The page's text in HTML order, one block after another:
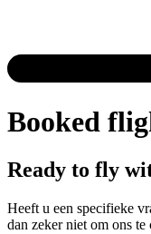
Booked
Ready to fly
Heeft u een specifieke
dan zeker niet om ons te